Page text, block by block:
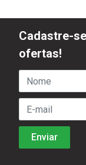
Cadastre-
ofertas!